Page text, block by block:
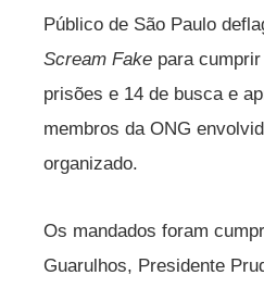
Público de São Paulo
Scream Fake para
prisões e 14 de busca e
membros da ONG
organizado.
Os mandados foram
Guarulhos, Presidente